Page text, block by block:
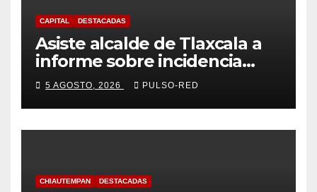
CAPITAL DESTACADAS
Asiste alcalde de Tlaxcala a
informe sobre incidencia
delictiva refrenda trabajo
coordinado
5 AGOSTO, 2026 PULSO-RED
CHIAUTEMPAN DESTACADAS